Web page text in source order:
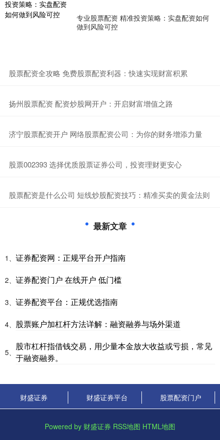
专业股票配资 精准投资策略：实盘配资如何
做到风险可控
​股票配资全攻略 免费股票配资利器：快速实现财富积累
​扬州股票配资 配资炒股网开户：开启财富增值之路
​济宁股票配资开户 网络股票配资公司：为你的财务增添力量
​股票002393 选择优质股票证券公司，投资理财更安心
​股票配资是什么公司 短线炒股配资技巧：精准买卖的黄金法则
最新文章
1、 证券配资网：正规平台开户指南
2、 证券配资门户 在线开户 低门槛
3、 证券配资平台：正规优选指南
4、 股票账户加杠杆方法详解：融资融券与场外渠道
5、
股市杠杆指借钱交易，用少量本金放大收益或亏损，常见
于融资融券。
财盛证券 财盛证券平台 股票配资门户
Powered by 财盛证券 RSS地图 HTML地图